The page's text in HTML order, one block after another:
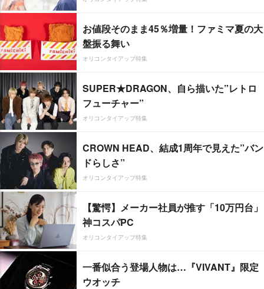
お値段そのまま45％増量！ファミマ夏の大
盤振る舞い
オリコンタイアップ特集
SUPER★DRAGON、自ら描いた”レトロ
フューチャー”
オリコンタイアップ特集
CROWN HEAD、結成1周年で見えた”バン
ドらしさ”
オリコンタイアップ特集
【驚愕】メーカー社員が推す「10万円台」
神コスパPC
オリコンタイアップ特集
一番似合う登場人物は…『VIVANT』限定
ウオッチ